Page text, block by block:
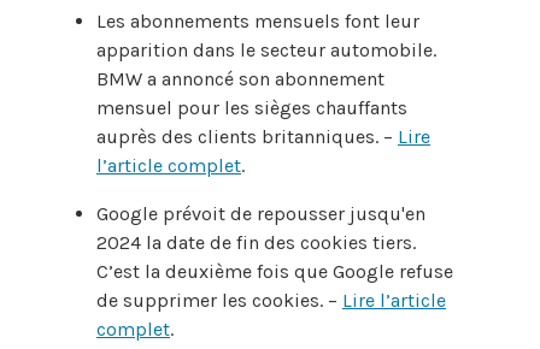
Les abonnements mensuels font leur
apparition dans le secteur automobile.
BMW a annoncé son abonnement
mensuel pour les sièges chauffants
auprès des clients britanniques. – Lire
l’article complet.
Google prévoit de repousser jusqu'en
2024 la date de fin des cookies tiers.
C’est la deuxième fois que Google refuse
de supprimer les cookies. – Lire l’article
complet.